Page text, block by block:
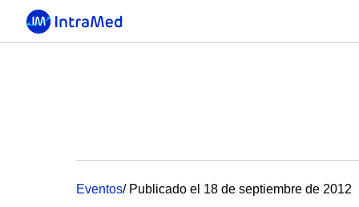
Eventos/ Publicado el 18 de septiembre de 2012